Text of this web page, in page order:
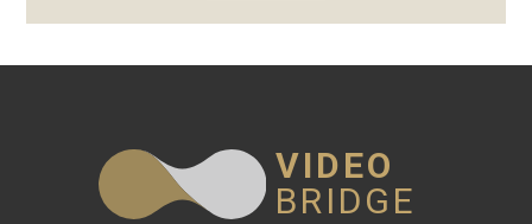
VIDEO
BRIDGE